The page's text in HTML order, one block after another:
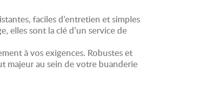
faciles d’entretien et simples
elles sont la clé d’un service de
à vos exigences. Robustes et
majeur au sein de votre buanderie